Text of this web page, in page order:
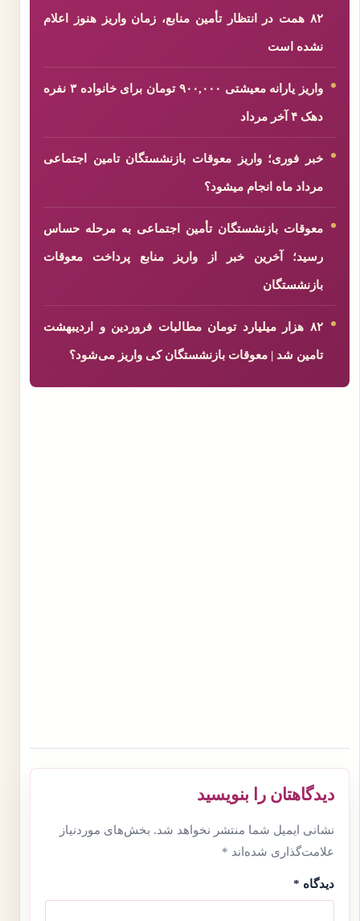
۸۲ همت در انتظار تأمین منابع، زمان واریز هنوز اعلام
نشده است
واریز یارانه معیشتی ۹۰۰,۰۰۰ تومان برای خانواده ۳ نفره
دهک ۴ آخر مرداد
خبر فوری؛ واریز معوقات بازنشستگان تامین اجتماعی
مرداد ماه انجام میشود؟
معوقات بازنشستگان تأمین اجتماعی به مرحله حساس
رسید؛ آخرین خبر از واریز منابع پرداخت معوقات
بازنشستگان
۸۲ هزار میلیارد تومان مطالبات فروردین و اردیبهشت
تامین شد | معوقات بازنشستگان کی واریز می‌شود؟
دیدگاهتان را بنویسید
نشانی ایمیل شما منتشر نخواهد شد. بخش‌های موردنیاز
علامت‌گذاری شده‌اند *
دیدگاه *